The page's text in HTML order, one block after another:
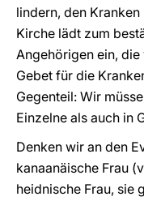
lindern, den
Kirche lädt zum
Angehörigen ein,
Gebet für die
Gegenteil: Wir
Einzelne als auch in
Denken wir an den
kanaanäische Frau
heidnische Frau, sie